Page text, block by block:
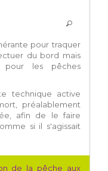
pour traquer
du bord mais
les pêches
technique active
préalablement
afin de le faire
si il s'agissait
de la pêche aux